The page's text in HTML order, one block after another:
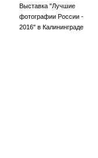
Выставка "Лучшие
фотографии России -
2016" в Калининграде